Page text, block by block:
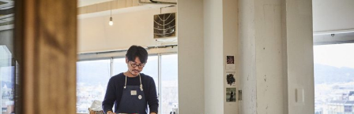
2026年5月号「“大好き”に出会いに。韓国」
2026年4月号「未来をつくる、学びの教科書。」
2026年3月号「スイーツ予想図 2026」
FOLLOW US!